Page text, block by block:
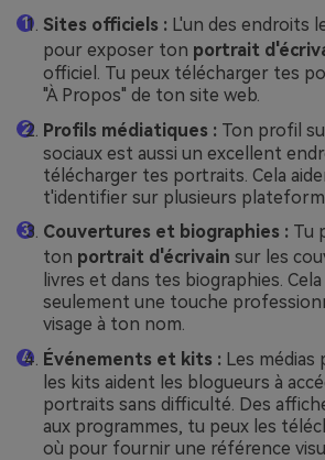
Sites officiels : L'un des endroits
pour exposer ton portrait
officiel. Tu peux télécharger tes
"À Propos" de ton site web.
Profils médiatiques : Ton profil
sociaux est aussi un excellent
télécharger tes portraits. Cela
t'identifier sur plusieurs
Couvertures et biographies : Tu
ton portrait d'écrivain sur les
livres et dans tes biographies.
seulement une touche
visage à ton nom.
Événements et kits : Les
les kits aident les blogueurs à
portraits sans difficulté. Des
aux programmes, tu peux les
où pour fournir une référence